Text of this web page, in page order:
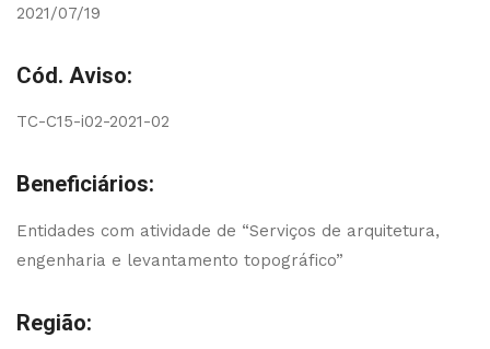
2021/07/19
Cód. Aviso:
TC-C15-i02-2021-02
Beneficiários:
Entidades com atividade de “Serviços de arquitetura,
engenharia e levantamento topográfico”
Região: